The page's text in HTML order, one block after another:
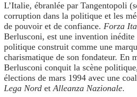
L’Italie, ébranlée par Tangentopoli
corruption dans la politique et les
de pouvoir et de confiance. Forza
Berlusconi, est une invention
politique construit comme une
charismatique de son fondateur. En
Berlusconi conquit la scène
élections de mars 1994 avec une
Lega Nord etAlleanza Nazionale.